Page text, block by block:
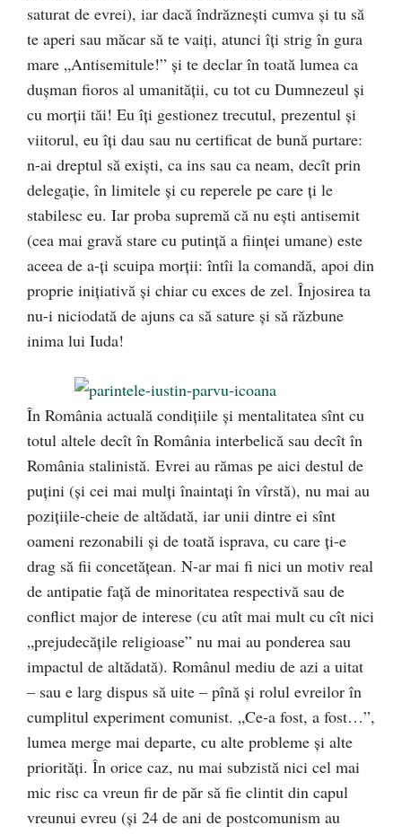
saturat de evrei), iar dacă îndrăzneşti cumva şi tu să
te aperi sau măcar să te vaiţi, atunci îţi strig în gura
mare „Antisemitule!” şi te declar în toată lumea ca
duşman fioros al umanităţii, cu tot cu Dumnezeul şi
cu morţii tăi! Eu îţi gestionez trecutul, prezentul şi
viitorul, eu îţi dau sau nu certificat de bună purtare:
n-ai dreptul să exişti, ca ins sau ca neam, decît prin
delegaţie, în limitele şi cu reperele pe care ţi le
stabilesc eu. Iar proba supremă că nu eşti antisemit
(cea mai gravă stare cu putinţă a fiinţei umane) este
aceea de a-ţi scuipa morţii: întîi la comandă, apoi din
proprie iniţiativă şi chiar cu exces de zel. Înjosirea ta
nu-i niciodată de ajuns ca să sature şi să răzbune
inima lui Iuda!
În România actuală condiţiile şi mentalitatea sînt cu
totul altele decît în România interbelică sau decît în
România stalinistă. Evrei au rămas pe aici destul de
puţini (şi cei mai mulţi înaintaţi în vîrstă), nu mai au
poziţiile-cheie de altădată, iar unii dintre ei sînt
oameni rezonabili şi de toată isprava, cu care ţi-e
drag să fii concetăţean. N-ar mai fi nici un motiv real
de antipatie faţă de minoritatea respectivă sau de
conflict major de interese (cu atît mai mult cu cît nici
„prejudecăţile religioase” nu mai au ponderea sau
impactul de altădată). Românul mediu de azi a uitat
– sau e larg dispus să uite – pînă şi rolul evreilor în
cumplitul experiment comunist. „Ce-a fost, a fost…”,
lumea merge mai departe, cu alte probleme şi alte
priorităţi. În orice caz, nu mai subzistă nici cel mai
mic risc ca vreun fir de păr să fie clintit din capul
vreunui evreu (şi 24 de ani de postcomunism au